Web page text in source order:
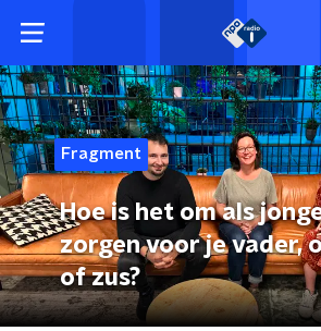
Fragment
Hoe is het om als
zorgen voor je vader,
of zus?